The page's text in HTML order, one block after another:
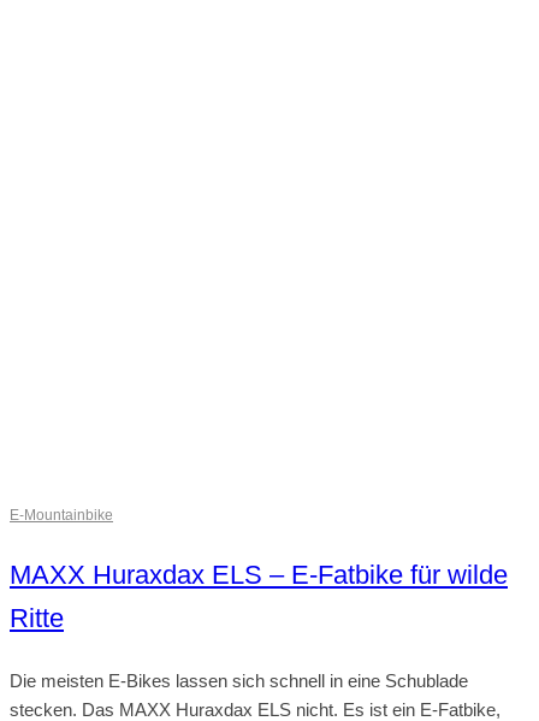
E-Mountainbike
MAXX Huraxdax ELS – E-Fatbike für wilde
Ritte
Die meisten E-Bikes lassen sich schnell in eine Schublade
stecken. Das MAXX Huraxdax ELS nicht. Es ist ein E-Fatbike,